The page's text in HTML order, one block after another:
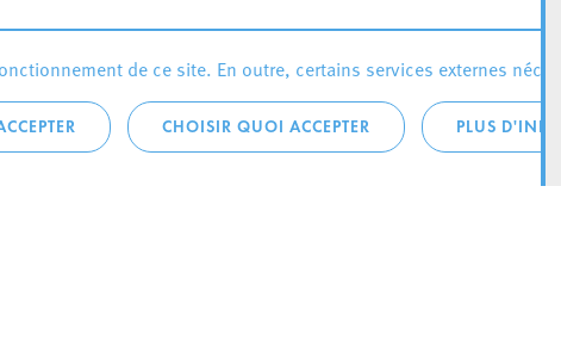
de ce site. En outre, certains services externes
CHOISIR QUOI ACCEPTER PLUS